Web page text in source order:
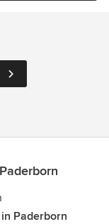
Paderborn